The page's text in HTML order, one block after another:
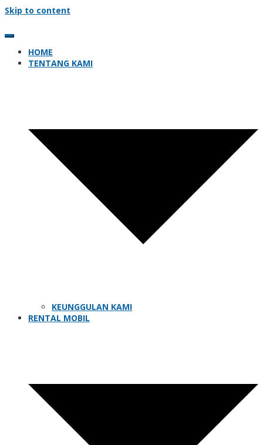
Skip to content
HOME
TENTANG KAMI
KEUNGGULAN KAMI
RENTAL MOBIL